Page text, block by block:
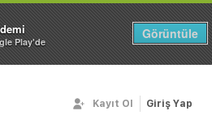
Play'de
Görüntüle
Kayıt Ol Giriş Yap